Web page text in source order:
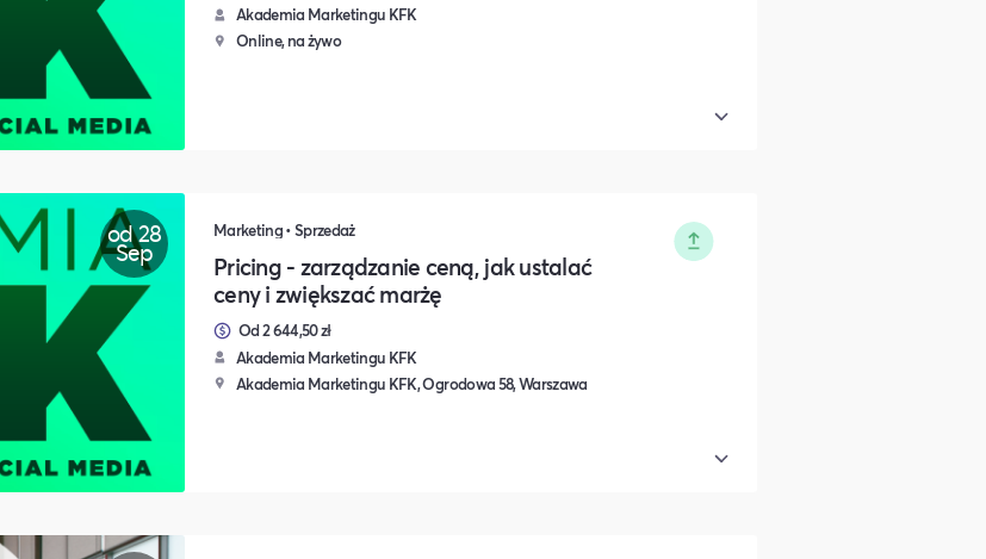
Akademia Marketingu KFK
Online, na żywo
od 28
Sep
Marketing • Sprzedaż
Pricing - zarządzanie ceną, jak ustalać
ceny i zwiększać marżę
Od 2 644,50 zł
Akademia Marketingu KFK
Akademia Marketingu KFK, Ogrodowa 58, Warszawa